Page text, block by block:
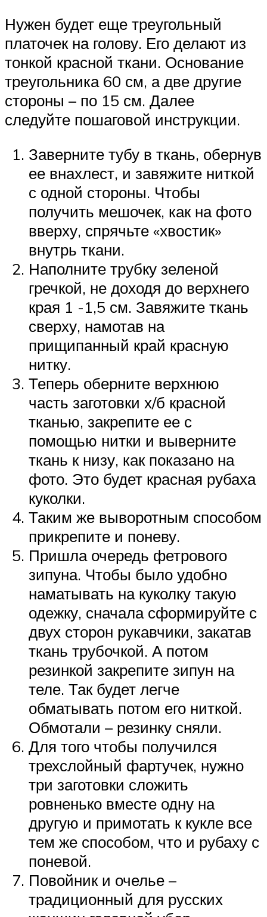
Нужен будет еще треугольный
платочек на голову. Его делают из
тонкой красной ткани. Основание
треугольника 60 см, а две другие
стороны – по 15 см. Далее
следуйте пошаговой инструкции.
Заверните тубу в ткань, обернув
ее внахлест, и завяжите ниткой
с одной стороны. Чтобы
получить мешочек, как на фото
вверху, спрячьте «хвостик»
внутрь ткани.
Наполните трубку зеленой
гречкой, не доходя до верхнего
края 1 -1,5 см. Завяжите ткань
сверху, намотав на
прищипанный край красную
нитку.
Теперь оберните верхнюю
часть заготовки х/б красной
тканью, закрепите ее с
помощью нитки и выверните
ткань к низу, как показано на
фото. Это будет красная рубаха
куколки.
Таким же выворотным способом
прикрепите и поневу.
Пришла очередь фетрового
зипуна. Чтобы было удобно
наматывать на куколку такую
одежку, сначала сформируйте с
двух сторон рукавчики, закатав
ткань трубочкой. А потом
резинкой закрепите зипун на
теле. Так будет легче
обматывать потом его ниткой.
Обмотали – резинку сняли.
Для того чтобы получился
трехслойный фартучек, нужно
три заготовки сложить
ровненько вместе одну на
другую и примотать к кукле все
тем же способом, что и рубаху с
поневой.
Повойник и очелье –
традиционный для русских